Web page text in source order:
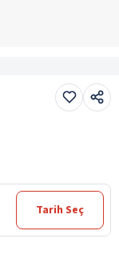
Tarih Seç